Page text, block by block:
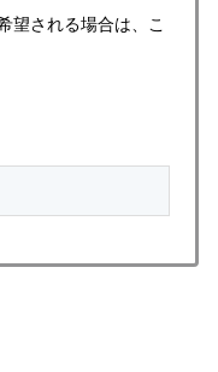
望される場合は、こ